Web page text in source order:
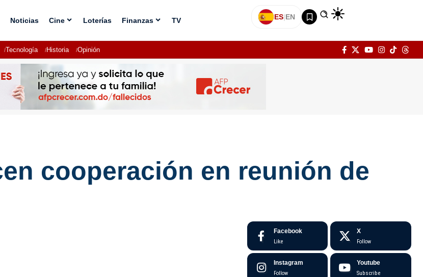
Noticias Cine Loterías Finanzas TV ES|EN
Tecnología Historia Opinión
cooperación en reunión de
Facebook
Like
X
Follow
Instagram
Follow
Youtube
Subscribe